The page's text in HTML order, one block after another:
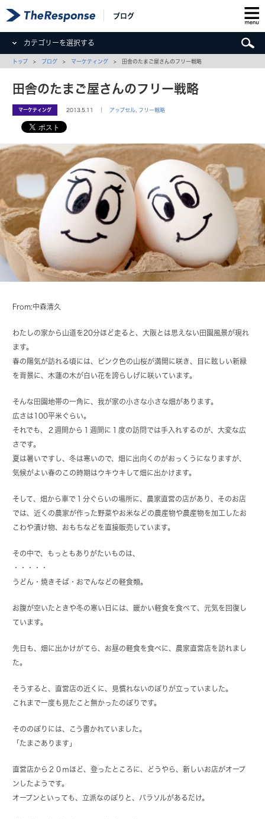
ブログ
カテゴリーを選択する
トップ > ブログ > マーケティング > 田舎のたまご屋さんのフリー戦略
田舎のたまご屋さんのフリー戦略
マーケティング 2013.5.11 ｜ アップセル フリー戦略
From:中森清久
わたしの家から山道を20分ほど走ると、大阪とは思えない田園風景が現れ
ます。
春の陽気が訪れる頃には、ピンク色の山桜が満開に咲き、目に眩しい新緑
を背景に、木蓮の木が白い花を誇らしげに咲いています。
そんな田園地帯の一角に、我が家の小さな小さな畑があります。
広さは100平米ぐらい。
それでも、２週間から１週間に１度の訪問では手入れするのが、大変な広
さです。
夏は暑いですし、冬は寒いので、畑に出向くのがおっくうになりますが、
気候がよい春のこの時期はウキウキして畑に出かけます。
そして、畑から車で１分ぐらいの場所に、農家直営の店があり、そのお店
では、近くの農家が作った野菜やお米などの農産物や農産物を加工したお
こわや漬け物、おもちなどを直接販売しています。
その中で、もっともありがたいものは、
・・・・・
うどん・焼きそば・おでんなどの軽食類。
お腹が空いたときや冬の寒い日には、暖かい軽食を食べて、元気を回復し
ています。
先日も、畑に出かけがてら、お昼の軽食を食べに、農家直営店を訪れまし
た。
そうすると、直営店の近くに、見慣れないのぼりが立っていました。
これまで一度も見たこと無かったのぼりです。
そののぼりには、こう書かれていました。
「たまごあります」
直営店から２０ｍほど、登ったところに、どうやら、新しいお店がオープ
ンしたようです。
オープンといっても、立派なのぼりと、パラソルがあるだけ。